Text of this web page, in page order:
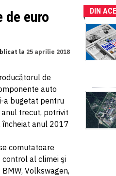
de euro
la 25 aprilie 2018
de
auto
a bugetat pentru
trecut, potrivit
încheiat anul 2017
comutatoare
al climei şi
Volkswagen,
DIN